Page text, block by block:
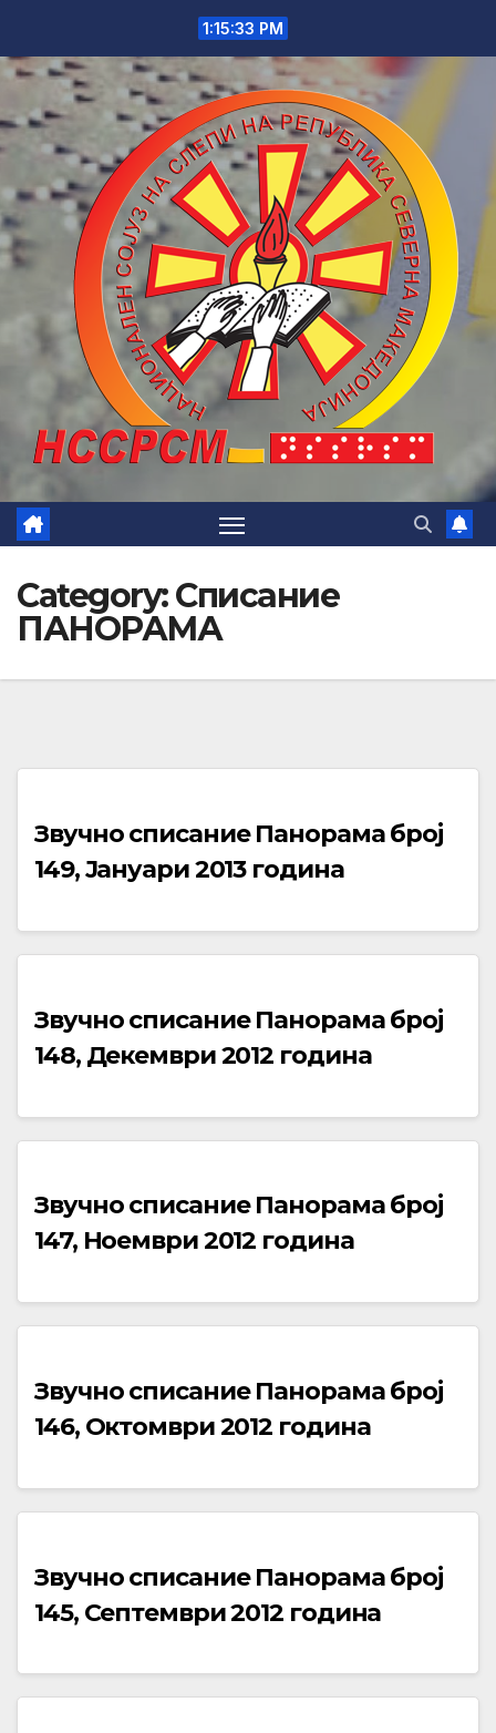
content
1:15:33 PM
Category:Списание
ПАНОРАМА
Звучно списание Панорама број
149, Јануари 2013 година
Звучно списание Панорама број
148, Декември 2012 година
Звучно списание Панорама број
147, Ноември 2012 година
Звучно списание Панорама број
146, Октомври 2012 година
Звучно списание Панорама број
145, Септември 2012 година